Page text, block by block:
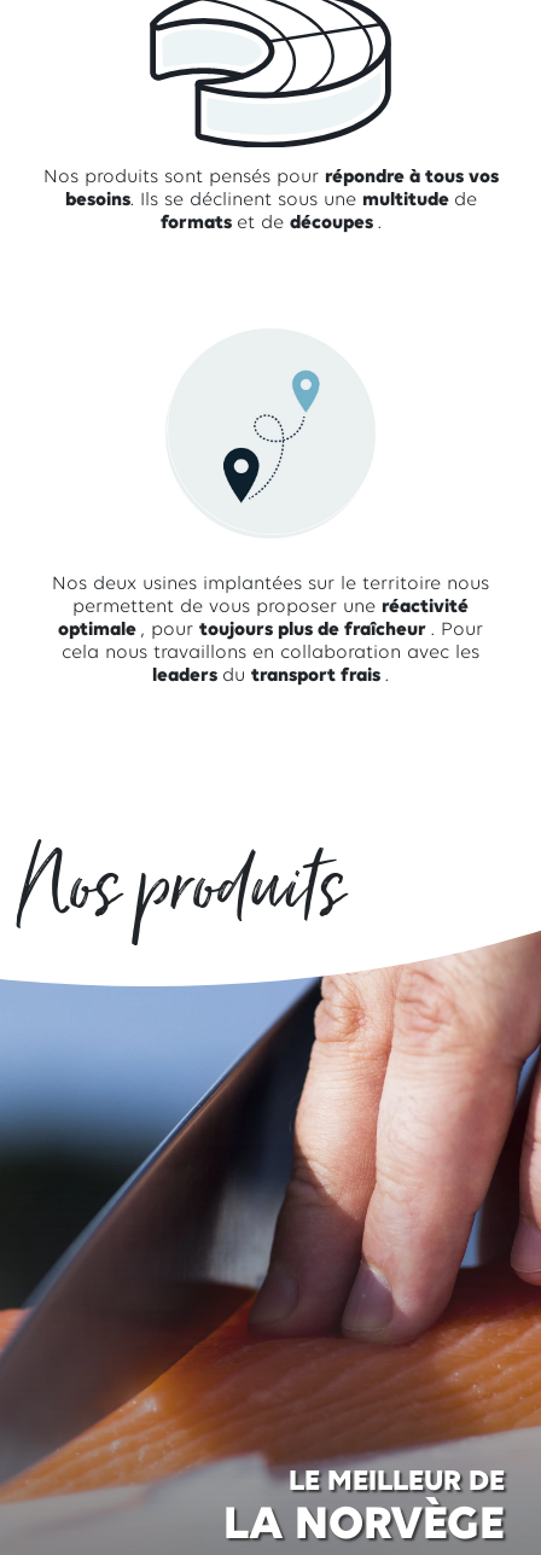
Nos produits sont pensés pour répondre à tous vos
besoins. Ils se déclinent sous une multitude de
formats et de découpes .
Nos deux usines implantées sur le territoire nous
permettent de vous proposer une réactivité
optimale , pour toujours plus de fraîcheur . Pour
cela nous travaillons en collaboration avec les
leaders du transport frais .
Nos produits
LE MEILLEUR DE
LA NORVÈGE